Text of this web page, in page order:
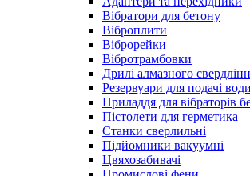
Вібратори для бетону
Віброплити
Віброрейки
Вібротрамбовки
Дрилі алмазного
Резервуари для подачі води
Приладдя для вібраторів
Пістолети для герметика
Станки сверлильні
Підйомники вакуумні
Цвяхозабивачі